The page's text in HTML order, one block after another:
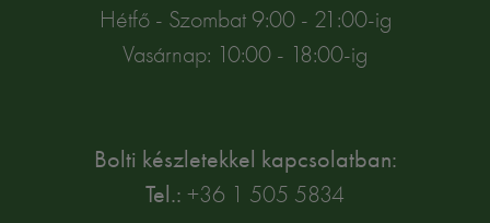
Hétfő - Szombat 9:00 - 21:00-ig
Vasárnap: 10:00 - 18:00-ig
Bolti készletekkel kapcsolatban:
Tel.: +36 1 505 5834